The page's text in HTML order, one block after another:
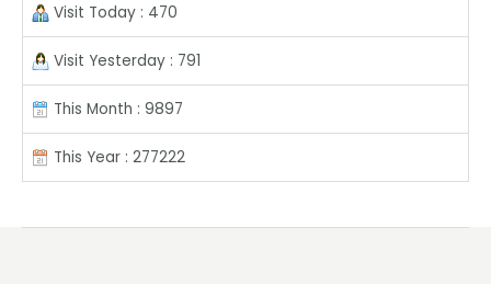
Visit Today : 470
Visit Yesterday : 791
This Month : 9897
This Year : 277222